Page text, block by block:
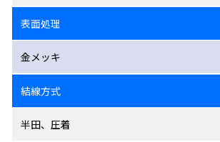
表面処理
金メッキ
結線方式
半田、圧着